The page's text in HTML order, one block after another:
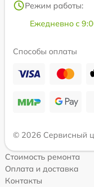
Режим работы:
Ежедневно с
Способы оплаты
© 2026 Сервисный
Стоимость ремонта
Оплата и доставка
Контакты